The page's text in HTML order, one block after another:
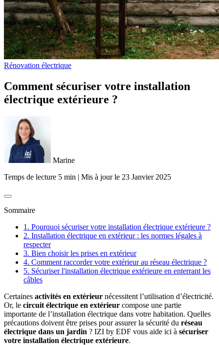
Rénovation électrique
Comment sécuriser votre installation
électrique extérieure ?
Marine
Temps de lecture 5 min | Mis à jour le 23 Janvier 2025
Sommaire
1. Pourquoi sécuriser votre installation électrique extérieure ?
2. Installation électrique en extérieur : les normes légales à
respecter
3. Bien choisir les prises en extérieur
4. Comment raccorder votre extérieur au réseau électrique ?
5. Sécuriser l'installation électrique extérieure en enterrant les
câbles
Certaines activités en extérieur nécessitent l’utilisation d’électricité.
Or, le circuit électrique en extérieur compose une partie
importante de l’installation électrique dans votre habitation. Quelles
précautions doivent être prises pour assurer la sécurité du réseau
électrique dans un jardin ? IZI by EDF vous aide ici à sécuriser
votre installation électrique extérieure.